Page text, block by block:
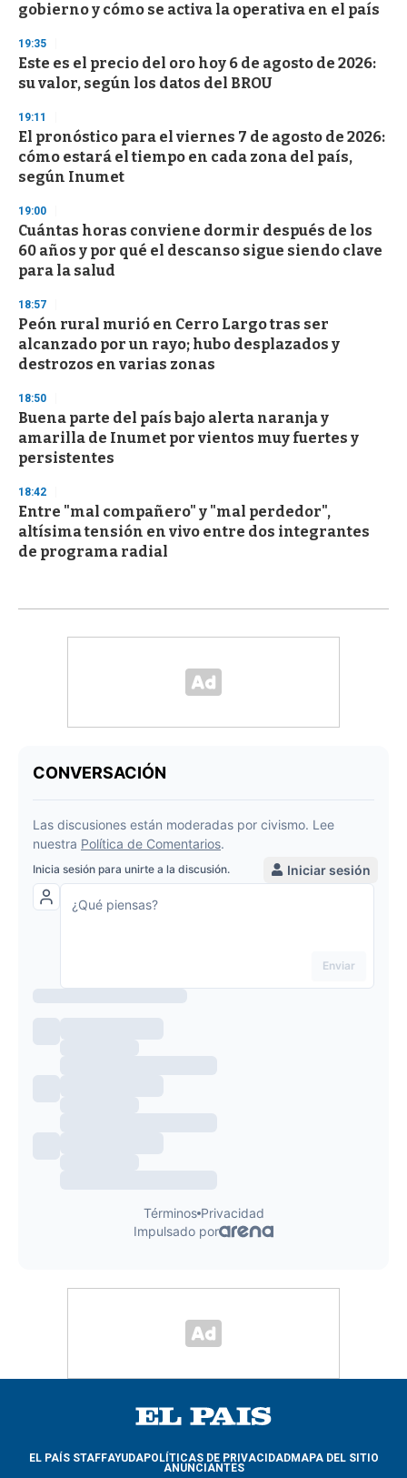
c
n
d
gobierno y cómo se activa la operativa en el país
19:35
Este es el precio del oro hoy 6 de agosto de 2026:
su valor, según los datos del BROU
19:11
El pronóstico para el viernes 7 de agosto de 2026:
cómo estará el tiempo en cada zona del país,
según Inumet
19:00
Cuántas horas conviene dormir después de los
60 años y por qué el descanso sigue siendo clave
para la salud
18:57
Peón rural murió en Cerro Largo tras ser
alcanzado por un rayo; hubo desplazados y
destrozos en varias zonas
18:50
Buena parte del país bajo alerta naranja y
amarilla de Inumet por vientos muy fuertes y
persistentes
18:42
Entre "mal compañero" y "mal perdedor",
altísima tensión en vivo entre dos integrantes
de programa radial
EL PAÍS STAFFAYUDAPOLÍTICAS DE PRIVACIDADMAPA DEL SITIO
ANUNCIANTES